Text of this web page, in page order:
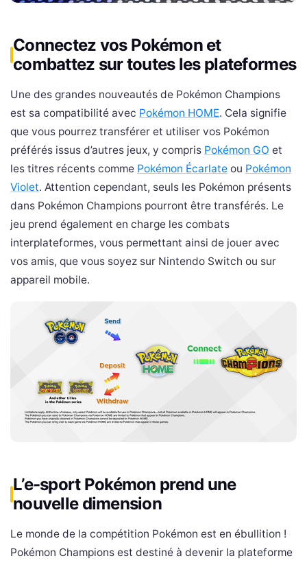
Connectez vos Pokémon et
combattez sur toutes les plateformes
Une des grandes nouveautés de Pokémon Champions
est sa compatibilité avec Pokémon HOME. Cela signifie
que vous pourrez transférer et utiliser vos Pokémon
préférés issus d’autres jeux, y compris Pokémon GO et
les titres récents comme Pokémon Écarlate ou Pokémon
Violet. Attention cependant, seuls les Pokémon présents
dans Pokémon Champions pourront être transférés. Le
jeu prend également en charge les combats
interplateformes, vous permettant ainsi de jouer avec
vos amis, que vous soyez sur Nintendo Switch ou sur
appareil mobile.
L’e-sport Pokémon prend une
nouvelle dimension
Le monde de la compétition Pokémon est en ébullition !
Pokémon Champions est destiné à devenir la plateforme